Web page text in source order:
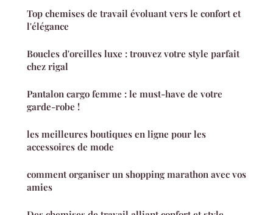
Top chemises de travail évoluant vers le confort et
l'élégance
Boucles d'oreilles luxe : trouvez votre style parfait
chez rigal
Pantalon cargo femme : le must-have de votre
garde-robe !
les meilleures boutiques en ligne pour les
accessoires de mode
comment organiser un shopping marathon avec vos
amies